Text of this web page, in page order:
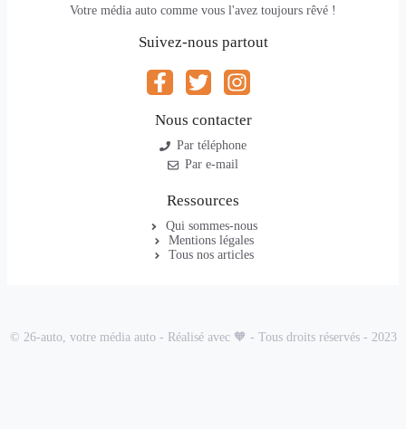
Votre média auto comme vous l'avez toujours rêvé !
Suivez-nous partout
Nous contacter
Par téléphone
Par e-mail
Ressources
Qui sommes-nous
Mentions légales
Tous nos articles
© 26-auto, votre média auto - Réalisé avec 🧡 - Tous droits réservés - 2023